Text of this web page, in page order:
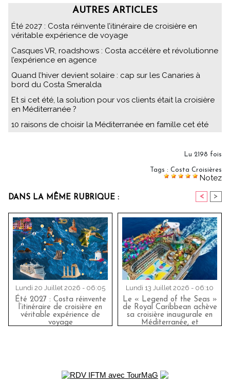
AUTRES ARTICLES
Été 2027 : Costa réinvente l’itinéraire de croisière en
véritable expérience de voyage
Casques VR, roadshows : Costa accélère et révolutionne
l’expérience en agence
Quand l’hiver devient solaire : cap sur les Canaries à
bord du Costa Smeralda
Et si cet été, la solution pour vos clients était la croisière
en Méditerranée ?
10 raisons de choisir la Méditerranée en famille cet été
Lu 2198 fois
Tags : Costa Croisières
Notez
DANS LA MÊME RUBRIQUE : < >
Lundi 20 Juillet 2026 - 06:05
Été 2027 : Costa réinvente
l’itinéraire de croisière en
véritable expérience de
voyage
Lundi 13 Juillet 2026 - 06:10
Le « Legend of the Seas »
de Royal Caribbean achève
sa croisière inaugurale en
Méditerranée, et